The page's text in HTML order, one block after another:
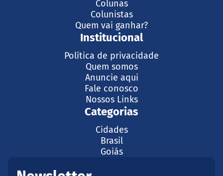
Colunas
Colunistas
Quem vai ganhar?
Institucional
Política de privacidade
Quem somos
Anuncie aqui
Fale conosco
Nossos Links
Categorias
Cidades
Brasil
Goiás